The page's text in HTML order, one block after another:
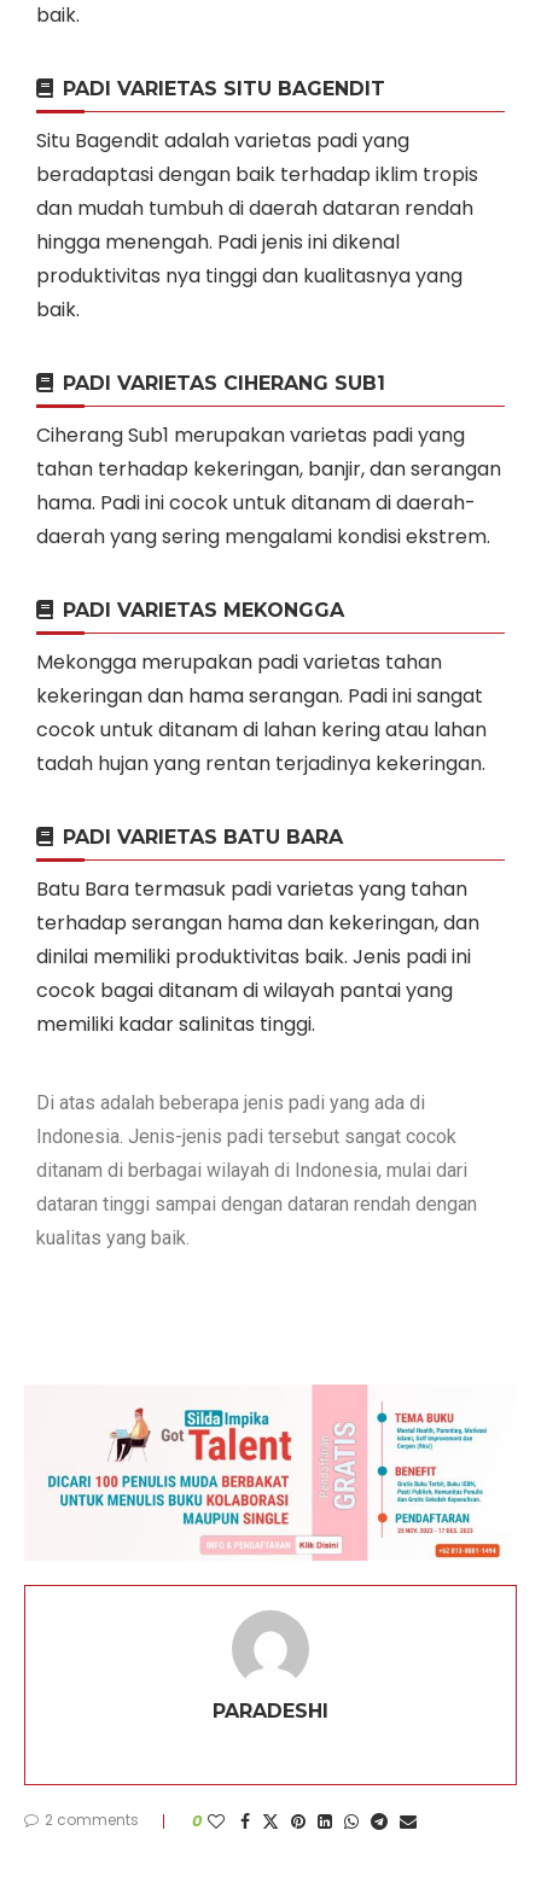
baik.
PADI VARIETAS SITU BAGENDIT
Situ Bagendit adalah varietas padi yang
beradaptasi dengan baik terhadap iklim tropis
dan mudah tumbuh di daerah dataran rendah
hingga menengah. Padi jenis ini dikenal
produktivitas nya tinggi dan kualitasnya yang
baik.
PADI VARIETAS CIHERANG SUB1
Ciherang Sub1 merupakan varietas padi yang
tahan terhadap kekeringan, banjir, dan serangan
hama. Padi ini cocok untuk ditanam di daerah-
daerah yang sering mengalami kondisi ekstrem.
PADI VARIETAS MEKONGGA
Mekongga merupakan padi varietas tahan
kekeringan dan hama serangan. Padi ini sangat
cocok untuk ditanam di lahan kering atau lahan
tadah hujan yang rentan terjadinya kekeringan.
PADI VARIETAS BATU BARA
Batu Bara termasuk padi varietas yang tahan
terhadap serangan hama dan kekeringan, dan
dinilai memiliki produktivitas baik. Jenis padi ini
cocok bagai ditanam di wilayah pantai yang
memiliki kadar salinitas tinggi.
Di atas adalah beberapa jenis padi yang ada di
Indonesia. Jenis-jenis padi tersebut sangat cocok
ditanam di berbagai wilayah di Indonesia, mulai dari
dataran tinggi sampai dengan dataran rendah dengan
kualitas yang baik.
PARADESHI
2 comments 0